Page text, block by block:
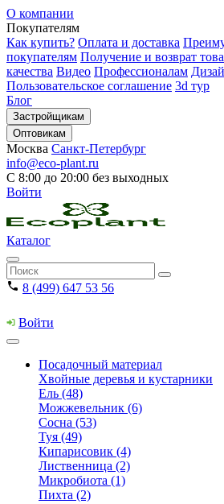
О компании
Покупателям
Как купить? Оплата и доставка
покупателям Получение и возврат
качества Видео Профессионалам
Пользовательское соглашение 3d тур
Блог
Застройщикам
Оптовикам
Москва Санкт-Петербург
info@eco-plant.ru
С 8:00 до 20:00 без выходных
Войти
Каталог
8 (499) 647 53 56
Войти
Посадочный материал
Хвойные деревья и кустарники
Ель (48)
Можжевельник (6)
Сосна (53)
Туя (49)
Кипарисовик (4)
Лиственница (2)
Микробиота (1)
Пихта (2)